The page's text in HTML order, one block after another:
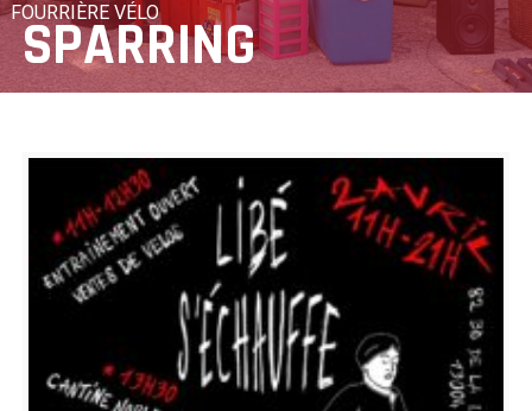
FOURRIÈRE VÉLO
SPARRING